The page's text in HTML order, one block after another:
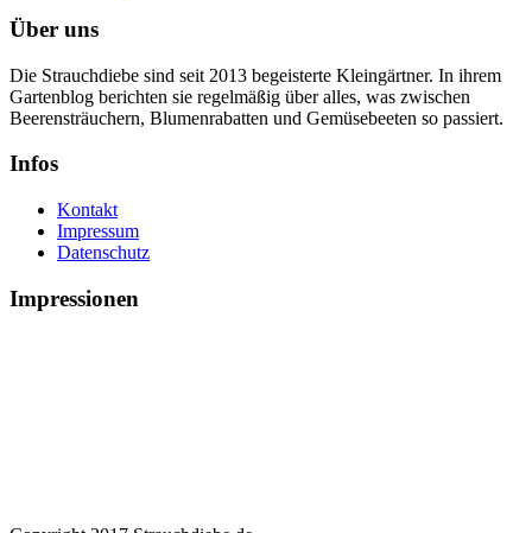
Über uns
Die Strauchdiebe sind seit 2013 begeisterte Kleingärtner. In ihrem
Gartenblog berichten sie regelmäßig über alles, was zwischen
Beerensträuchern, Blumenrabatten und Gemüsebeeten so passiert.
Infos
Kontakt
Impressum
Datenschutz
Impressionen